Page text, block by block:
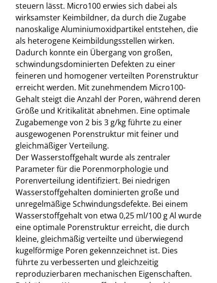
steuern lässt. Micro100 erwies sich dabei als
wirksamster Keimbildner, da durch die Zugabe
nanoskalige Aluminiumoxidpartikel entstehen, die
als heterogene Keimbildungsstellen wirken.
Dadurch konnte ein Übergang von großen,
schwindungsdominierten Defekten zu einer
feineren und homogener verteilten Porenstruktur
erreicht werden. Mit zunehmendem Micro100-
Gehalt steigt die Anzahl der Poren, während deren
Größe und Kritikalität abnehmen. Eine optimale
Zugabemenge von 2 bis 3 g/kg führte zu einer
ausgewogenen Porenstruktur mit feiner und
gleichmäßiger Verteilung.
Der Wasserstoffgehalt wurde als zentraler
Parameter für die Porenmorphologie und
Porenverteilung identifiziert. Bei niedrigen
Wasserstoffgehalten dominierten große und
unregelmäßige Schwindungsdefekte. Bei einem
Wasserstoffgehalt von etwa 0,25 ml/100 g Al wurde
eine optimale Porenstruktur erreicht, die durch
kleine, gleichmäßig verteilte und überwiegend
kugelförmige Poren gekennzeichnet ist. Dies
führte zu verbesserten und gleichzeitig
reproduzierbaren mechanischen Eigenschaften.